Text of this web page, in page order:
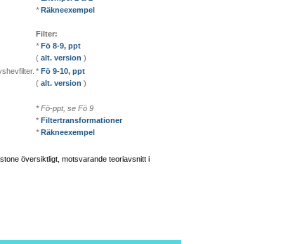
*Räkneexempel
Filter:
*Fö 8-9, ppt
(alt. version)
*Fö 9-10, ppt
(alt. version)
* Fö-ppt, se Fö 9
*Filtertransformationer
*Räkneexempel
översiktligt, motsvarande teoriavsnitt i